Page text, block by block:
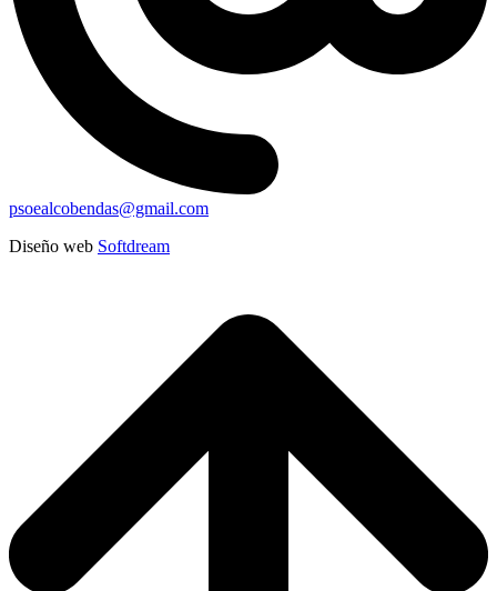
psoealcobendas@gmail.com
Diseño web Softdream